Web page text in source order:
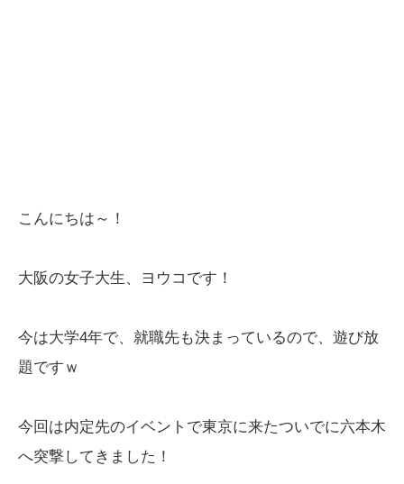
こんにちは～！
大阪の女子大生、ヨウコです！
今は大学4年で、就職先も決まっているので、遊び放
題ですｗ
今回は内定先のイベントで東京に来たついでに六本木
へ突撃してきました！